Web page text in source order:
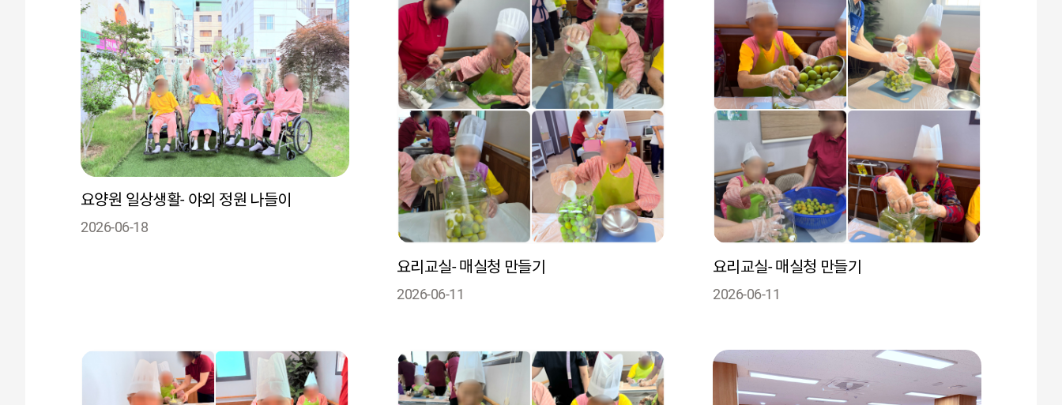
요양원 일상생활- 야외 정원 나들이
2026-06-18
요리교실- 매실청 만들기
2026-06-11
요리교실- 매실청 만들기
2026-06-11